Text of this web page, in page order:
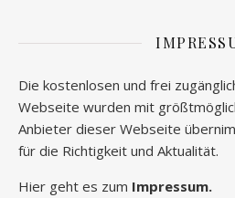
Die kostenlosen und frei
Webseite wurden mit
Anbieter dieser Webseite
für die Richtigkeit und Aktualität.
Hier geht es zum Impressum.